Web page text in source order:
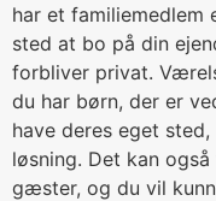
har et familiemedlem
sted at bo på din
forbliver privat.
du har børn, der er
have deres eget
løsning. Det kan
gæster, og du vil